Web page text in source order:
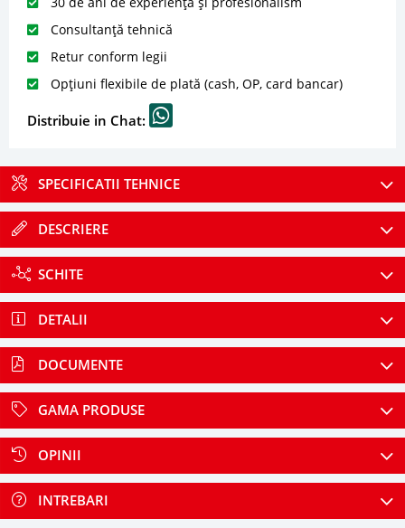
Consultanță tehnică
Retur conform legii
Opțiuni flexibile de plată (cash, OP, card bancar)
Distribuie in Chat:
SPECIFICATII TEHNICE
DESCRIERE
SCHITE
DETALII
DOCUMENTE
GAMA PRODUSE
OPINII
INTREBARI